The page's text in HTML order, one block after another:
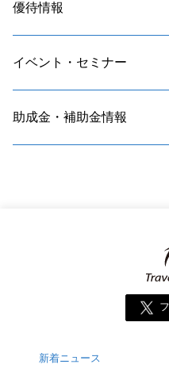
優待情報
イベント・セミナー
助成金・補助金情報
新着ニュース